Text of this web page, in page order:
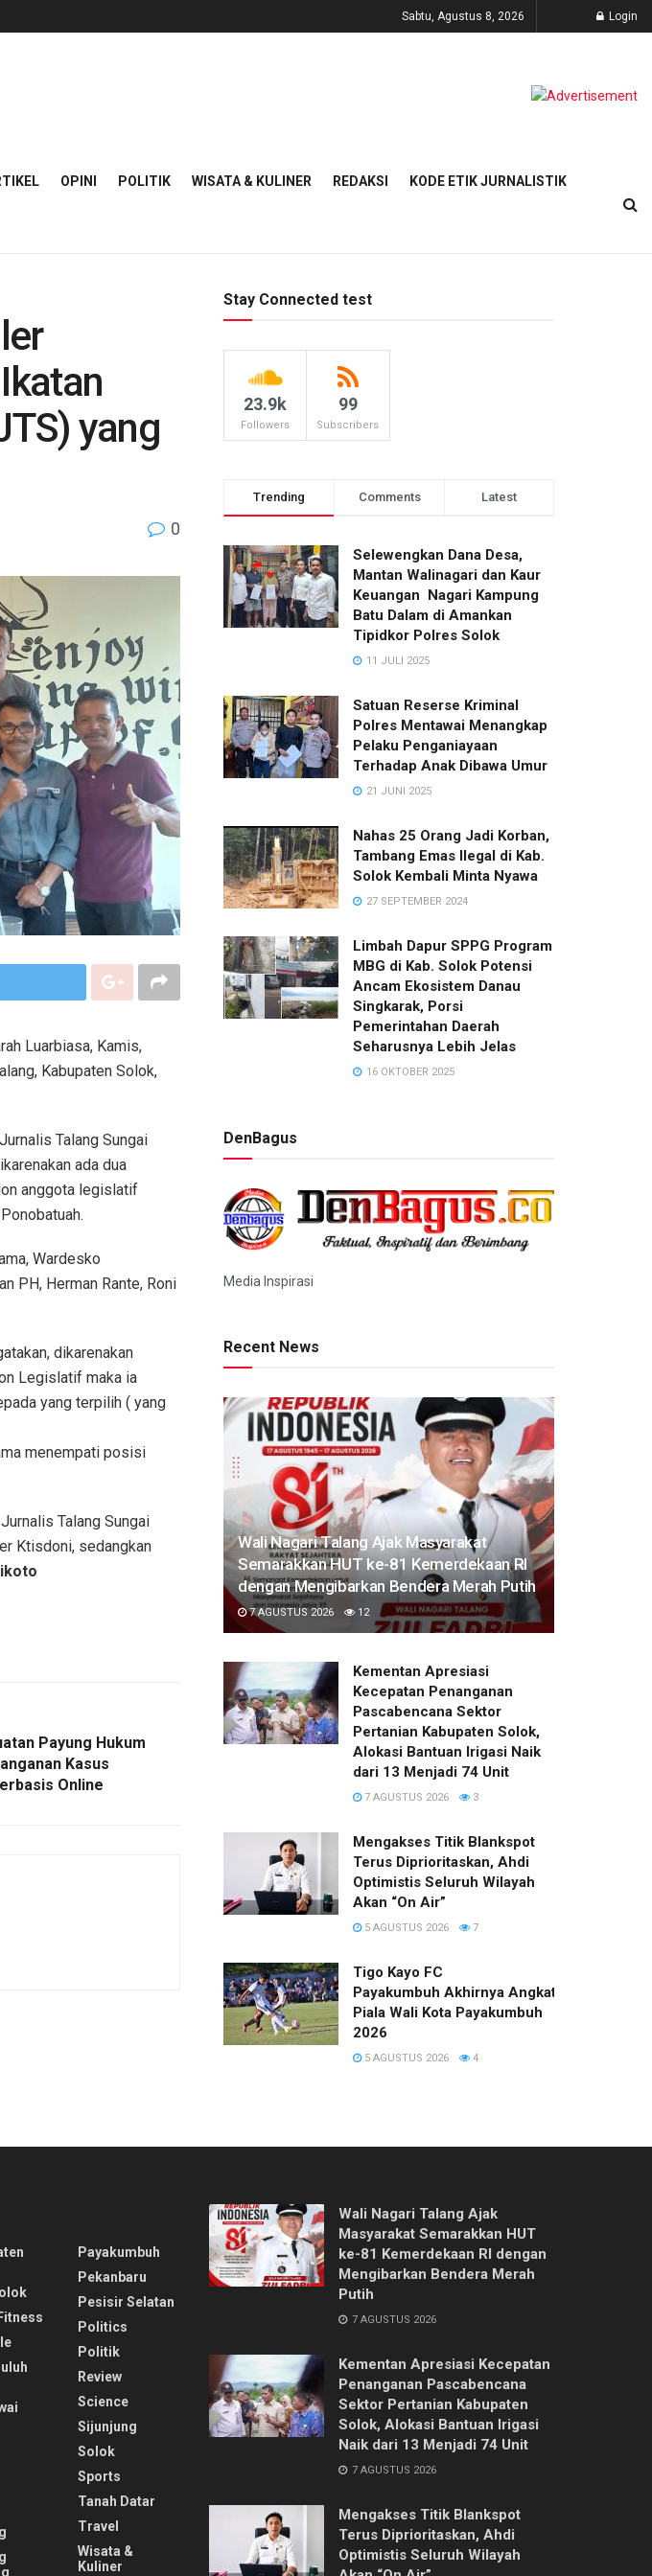
Sabtu, Agustus 8, 2026 Login
OPINI POLITIK WISATA & KULINER REDAKSI KODE ETIK JURNALISTIK
yang
0
Luarbiasa, Kamis,
Kabupaten Solok,
Talang Sungai
ada dua
anggota legislatif
Wardesko
PH, Herman Rante, Roni
dikarenakan
Legislatif maka ia
yang terpilih ( yang
menempati posisi
Talang Sungai
Ktisdoni, sedangkan
Payung Hukum
Kasus
Online
Stay Connected test
23.9k
Followers
99
Subscribers
Trending Comments Latest
Selewengkan Dana Desa,
Mantan Walinagari dan Kaur
Keuangan Nagari Kampung
Batu Dalam di Amankan
Tipidkor Polres Solok
11 JULI 2025
Satuan Reserse Kriminal
Polres Mentawai Menangkap
Pelaku Penganiayaan
Terhadap Anak Dibawa Umur
21 JUNI 2025
Nahas 25 Orang Jadi Korban,
Tambang Emas Ilegal di Kab.
Solok Kembali Minta Nyawa
27 SEPTEMBER 2024
Limbah Dapur SPPG Program
MBG di Kab. Solok Potensi
Ancam Ekosistem Danau
Singkarak, Porsi
Pemerintahan Daerah
Seharusnya Lebih Jelas
16 OKTOBER 2025
DenBagus
Media Inspirasi
Recent News
Wali Nagari Talang Ajak Masyarakat
Semarakkan HUT ke-81 Kemerdekaan RI
dengan Mengibarkan Bendera Merah Putih
7 AGUSTUS 2026 12
Kementan Apresiasi
Kecepatan Penanganan
Pascabencana Sektor
Pertanian Kabupaten Solok,
Alokasi Bantuan Irigasi Naik
dari 13 Menjadi 74 Unit
7 AGUSTUS 2026 3
Mengakses Titik Blankspot
Terus Diprioritaskan, Ahdi
Optimistis Seluruh Wilayah
Akan “On Air”
5 AGUSTUS 2026 7
Tigo Kayo FC
Payakumbuh Akhirnya Angkat Trofi
Piala Wali Kota Payakumbuh
2026
5 AGUSTUS 2026 4
Payakumbuh
Pekanbaru
Pesisir Selatan
Politics
Politik
Review
Science
Sijunjung
Solok
Sports
Tanah Datar
Travel
Wisata &
Kuliner
Wali Nagari Talang Ajak
Masyarakat Semarakkan HUT
ke-81 Kemerdekaan RI dengan
Mengibarkan Bendera Merah
Putih
7 AGUSTUS 2026
Kementan Apresiasi Kecepatan
Penanganan Pascabencana
Sektor Pertanian Kabupaten
Solok, Alokasi Bantuan Irigasi
Naik dari 13 Menjadi 74 Unit
7 AGUSTUS 2026
Mengakses Titik Blankspot
Terus Diprioritaskan, Ahdi
Optimistis Seluruh Wilayah